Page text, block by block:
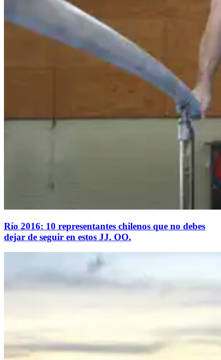
Río 2016: 10 representantes chilenos que no debes
dejar de seguir en estos JJ. OO.